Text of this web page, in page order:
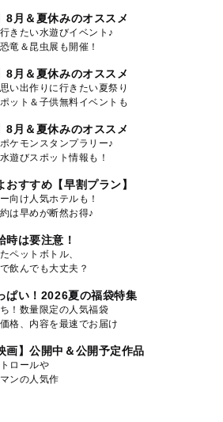
8月＆夏休みのオススメ
きたい水遊びイベント♪
竜＆昆虫展も開催！
8月＆夏休みのオススメ
い出作りに行きたい夏祭り
ット＆子供無料イベントも
8月＆夏休みのオススメ
ケモンスタンプラリー♪
遊びスポット情報も！
おすすめ【早割プラン】
向け人気ホテルも！
は早めが断然お得♪
時は要注意！
ペットボトル、
飲んでも大丈夫？
ぱい！2026夏の福袋特集
！数量限定の人気福袋
格、内容を最速でお届け
画】公開中＆公開予定作品
ロールや
ンの人気作